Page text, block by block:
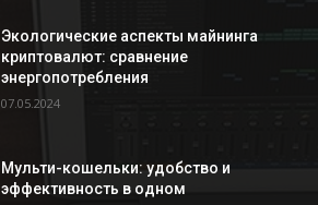
Экологические аспекты майнинга
криптовалют: сравнение
энергопотребления
07.05.2024
Мульти-кошельки: удобство и
эффективность в одном